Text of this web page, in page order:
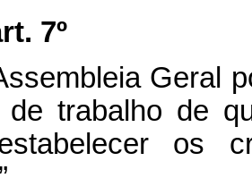
7º
Geral
de trabalho de
os